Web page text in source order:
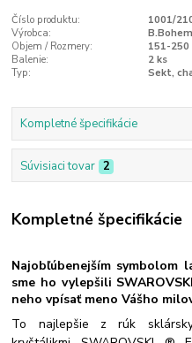
Číslo produktu:
1001/
Výrobca:
Objem / Rozmery:
151-
Balenie:
2 ks
Typ:
Sekt,
Kompletné špecifikácie
Súvisiaci tovar 2
Kompletné špecifikácie
Najobľúbenejším symbolom
sme ho vylepšili
neho vpísať meno Vášho
To najlepšie z rúk